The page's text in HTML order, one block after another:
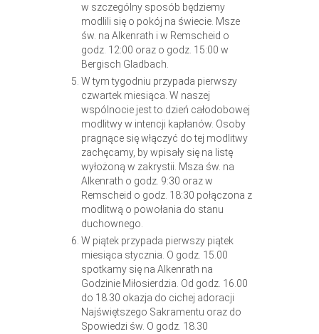
w szczególny sposób będziemy
modlili się o pokój na świecie. Msze
św. na Alkenrath i w Remscheid o
godz. 12:00 oraz o godz. 15:00 w
Bergisch Gladbach.
W tym tygodniu przypada pierwszy
czwartek miesiąca. W naszej
wspólnocie jest to dzień całodobowej
modlitwy w intencji kapłanów. Osoby
pragnące się włączyć do tej modlitwy
zachęcamy, by wpisały się na listę
wyłożoną w zakrystii. Msza św. na
Alkenrath o godz. 9:30 oraz w
Remscheid o godz. 18:30 połączona z
modlitwą o powołania do stanu
duchownego.
W piątek przypada pierwszy piątek
miesiąca stycznia. O godz. 15.00
spotkamy się na Alkenrath na
Godzinie Miłosierdzia. Od godz. 16.00
do 18.30 okazja do cichej adoracji
Najświętszego Sakramentu oraz do
Spowiedzi św. O godz. 18.30